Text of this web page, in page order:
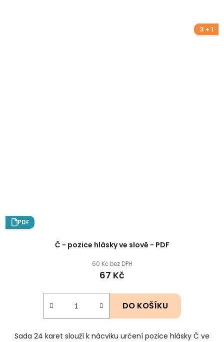
3 + 1
PDF
Č - pozice hlásky ve slově - PDF
60 Kč bez DPH
67 Kč
DO KOŠÍKU
Sada 24 karet slouží k nácviku určení pozice hlásky Č ve